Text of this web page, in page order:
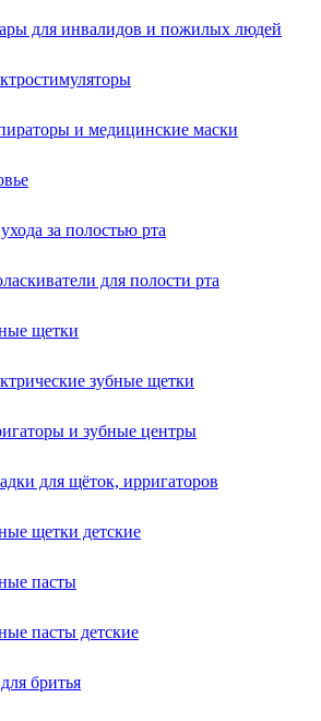
для инвалидов и пожилых людей
и медицинские маски
за полостью рта
для полости рта
щетки
зубные щетки
и зубные центры
для щёток, ирригаторов
щетки детские
пасты
пасты детские
бритья